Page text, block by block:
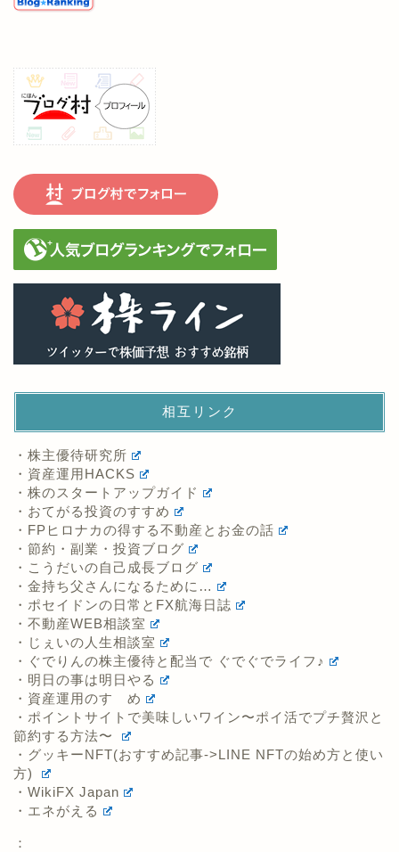
相互リンク
・株主優待研究所
・資産運用HACKS
・株のスタートアップガイド
・おてがる投資のすすめ
・FPヒロナカの得する不動産とお金の話
・節約・副業・投資ブログ
・こうだいの自己成長ブログ
・金持ち父さんになるために…
・ポセイドンの日常とFX航海日誌
・不動産WEB相談室
・じぇいの人生相談室
・ぐでりんの株主優待と配当で ぐでぐでライフ♪
・明日の事は明日やる
・資産運用のすゝめ
・ポイントサイトで美味しいワイン〜ポイ活でプチ贅沢と
節約する方法〜
・グッキーNFT(おすすめ記事->LINE NFTの始め方と使い
方)
・WikiFX Japan
・エネがえる
：